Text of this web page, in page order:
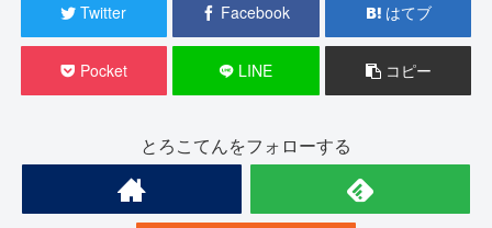
Twitter Facebook はてブ
Pocket LINE コピー
とろこてんをフォローする